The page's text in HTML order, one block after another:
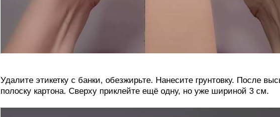
Удалите этикетку с банки, обезжирьте. Нанесите грунтовку. После
полоску картона. Сверху приклейте ещё одну, но уже шириной 3 см.